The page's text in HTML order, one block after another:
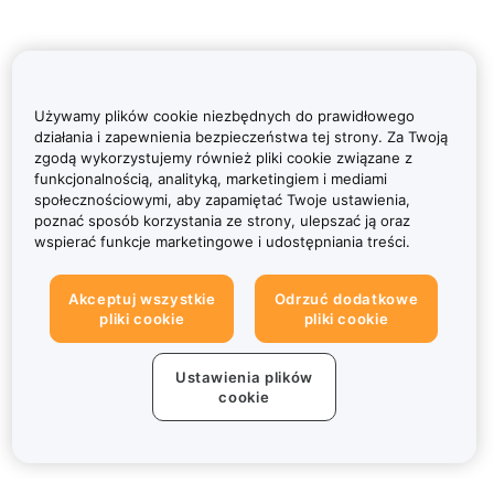
Używamy plików cookie niezbędnych do prawidłowego
działania i zapewnienia bezpieczeństwa tej strony. Za Twoją
zgodą wykorzystujemy również pliki cookie związane z
funkcjonalnością, analityką, marketingiem i mediami
społecznościowymi, aby zapamiętać Twoje ustawienia,
poznać sposób korzystania ze strony, ulepszać ją oraz
wspierać funkcje marketingowe i udostępniania treści.
Akceptuj wszystkie
pliki cookie
Odrzuć dodatkowe
pliki cookie
Ustawienia plików
cookie